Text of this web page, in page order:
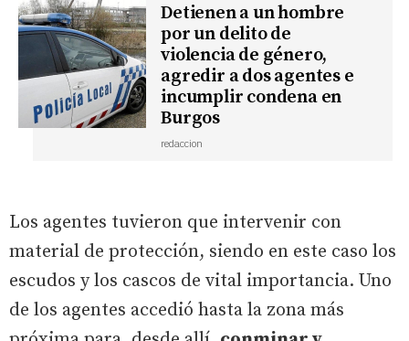
Detienen a un hombre
por un delito de
violencia de género,
agredir a dos agentes e
incumplir condena en
Burgos
redaccion
Los agentes tuvieron que intervenir con
material de protección, siendo en este caso los
escudos y los cascos de vital importancia. Uno
de los agentes accedió hasta la zona más